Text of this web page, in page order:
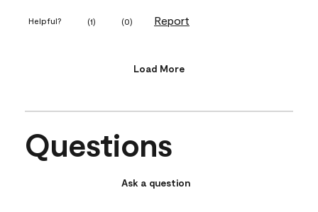
Helpful? (1) (0) Report
Load More
Questions
Ask a question